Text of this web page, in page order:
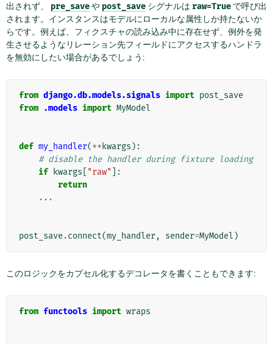
出されず、 pre_saveや post_save シグナルは raw=True で呼び出
されます。インスタンスはモデルにローカルな属性しか持たないか
らです。例えば、フィクスチャの読み込み中に存在せず、例外を発
生させるようなリレーション先フィールドにアクセスするハンドラ
を無効にしたい場合があるでしょう:
from django.db.models.signals import post_save
from .models import MyModel
def my_handler(** kwargs ):
# disable the handler during fixture loading
if
kwargs "raw"
]:
return
...
post_save.connect(my_handler, sender=MyModel )
このロジックをカプセル化するデコレータを書くこともできます:
from functools import wraps